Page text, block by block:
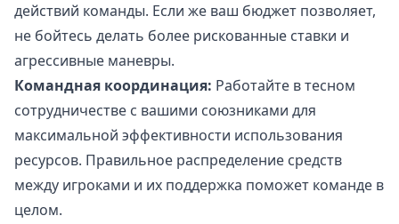
действий команды. Если же ваш бюджет позволяет,
не бойтесь делать более рискованные ставки и
агрессивные маневры.
Командная координация: Работайте в тесном
сотрудничестве с вашими союзниками для
максимальной эффективности использования
ресурсов. Правильное распределение средств
между игроками и их поддержка поможет команде в
целом.